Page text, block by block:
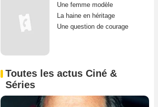
Une femme modèle
La haine en héritage
Une question de courage
Toutes les actus Ciné &
Séries